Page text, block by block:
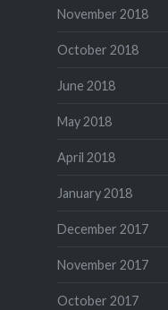
November 2018
October 2018
June 2018
May 2018
April 2018
January 2018
December 2017
November 2017
October 2017